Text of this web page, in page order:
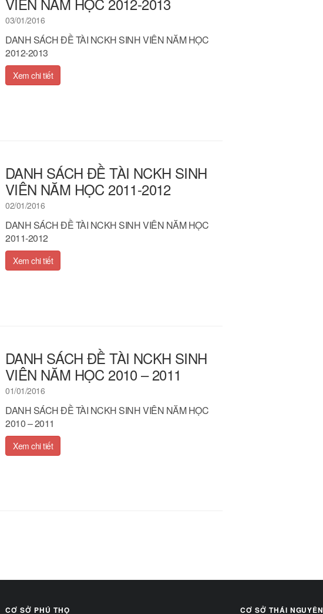
03/01/2016
DANH SÁCH ĐỀ TÀI NCKH SINH VIÊN NĂM HỌC
2012-2013
Xem chi tiết
DANH SÁCH ĐỀ TÀI NCKH SINH
VIÊN NĂM HỌC 2011-2012
02/01/2016
DANH SÁCH ĐỀ TÀI NCKH SINH VIÊN NĂM HỌC
2011-2012
Xem chi tiết
DANH SÁCH ĐỀ TÀI NCKH SINH
VIÊN NĂM HỌC 2010 – 2011
01/01/2016
DANH SÁCH ĐỀ TÀI NCKH SINH VIÊN NĂM HỌC
2010 – 2011
Xem chi tiết
CƠ SỞ PHÚ THỌ CƠ SỞ THÁI NGUYÊN